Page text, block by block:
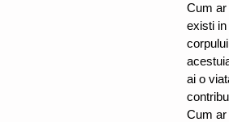
Cum ar
existi
ai o
Cum ar